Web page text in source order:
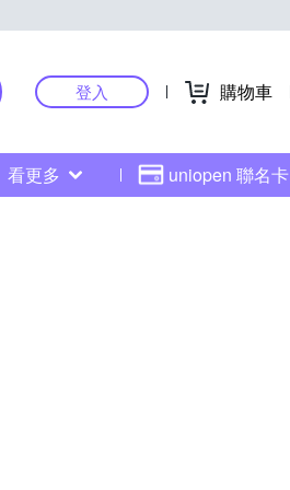
登入 購物車
看更多 uniopen 聯名卡